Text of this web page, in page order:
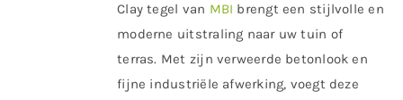
Clay tegel van MBI brengt een stijlvolle en
moderne uitstraling naar uw tuin of
terras. Met zijn verweerde betonlook en
fijne industriële afwerking, voegt deze